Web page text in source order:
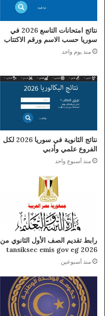
نتائج امتحانات التاسع 2026 في
سوريا حسب الاسم ورقم الاكتتاب
منذ يوم واحد
نتائج الثانوية في سوريا 2026 لكل
الفروع علمي وأدبي
منذ أسبوع واحد
رابط تقديم الصف الأول الثانوي من
tansiksec emis gov eg 2026
منذ أسبوعين